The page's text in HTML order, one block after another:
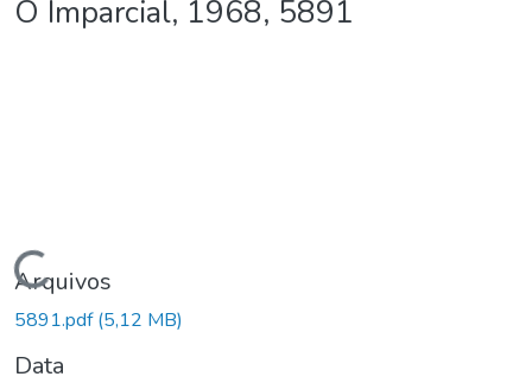
Digital
O Imparcial, 1968, 5891
Carregando...
Arquivos
5891.pdf(5,12 MB)
Data